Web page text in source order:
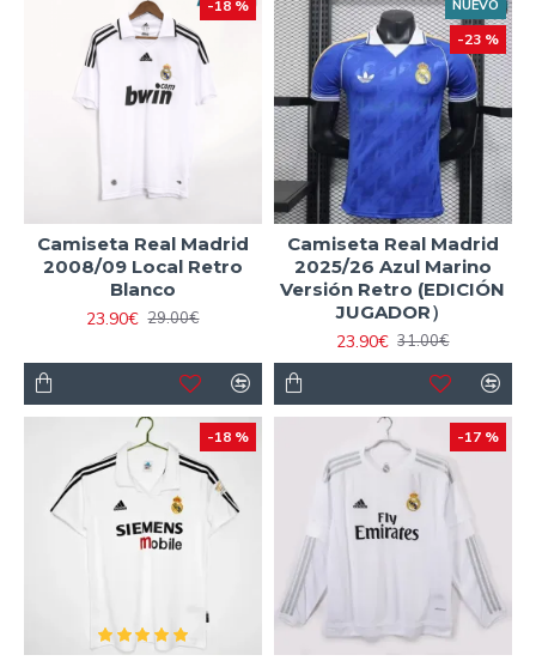
-18 %
Camiseta Real Madrid
2008/09 Local Retro
Blanco
23.90€ 29.00€
NUEVO
-23 %
Camiseta Real Madrid
2025/26 Azul Marino
Versión Retro (EDICIÓN
JUGADOR）
23.90€ 31.00€
-18 % -17 %